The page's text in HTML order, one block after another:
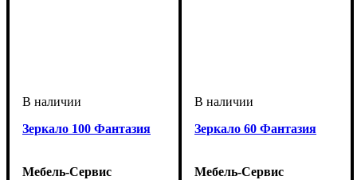
Зеркало 100 Фантазия
Мебель-Сервис
Зеркало 60 Фантазия
Мебель-Сервис